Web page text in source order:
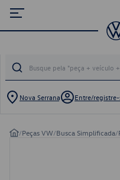
Nova Serrana Entre/
/Peças VW/Busca Simplificada/